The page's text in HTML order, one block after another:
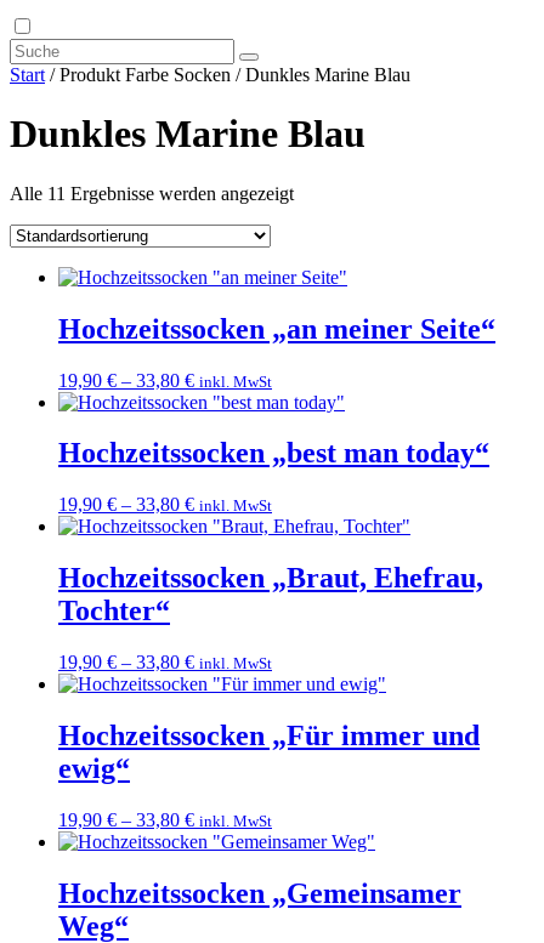
Start / Produkt Farbe Socken / Dunkles Marine Blau
Dunkles Marine Blau
Alle 11 Ergebnisse werden angezeigt
Hochzeitssocken „an meiner Seite“
19,90 € – 33,80 € inkl. MwSt
Hochzeitssocken „best man today“
19,90 € – 33,80 € inkl. MwSt
Hochzeitssocken „Braut, Ehefrau,
Tochter“
19,90 € – 33,80 € inkl. MwSt
Hochzeitssocken „Für immer und
ewig“
19,90 € – 33,80 € inkl. MwSt
Hochzeitssocken „Gemeinsamer
Weg“